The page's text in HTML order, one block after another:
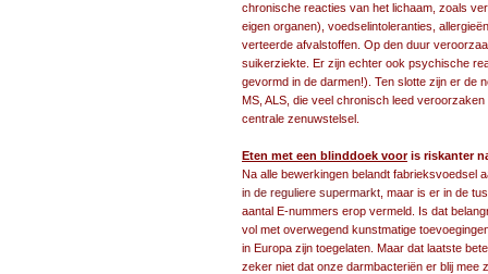
chronische reacties van het lichaam, zoals
eigen organen), voedselintoleranties,
verteerde afvalstoffen. Op den duur
suikerziekte. Er zijn echter ook psychische
gevormd in de darmen!). Ten slotte zijn er de
MS, ALS, die veel chronisch leed
centrale zenuwstelsel.
Eten met een blinddoek vooris riskanter
Na alle bewerkingen belandt fabrieksvoedsel
in de reguliere supermarkt , maar is er in de
aantal E-nummers erop vermeld. Is dat
vol met overwegend kunstmatige
in Europa zijn toegelaten. Maar dat laatste
zeker niet dat onze darmbacteriën er blij mee